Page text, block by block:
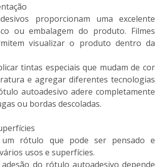
proporcionam uma excelente
ou embalagem do produto. Filmes
visualizar o produto dentro da
tintas especiais que mudam de cor
e agregar diferentes tecnologias
autoadesivo adere completamente
ou bordas descoladas.
rótulo que pode ser pensado e
usos e superfícies.
do rótulo autoadesivo depende